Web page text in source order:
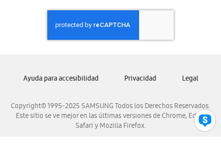
Samsung Honduras
Samsung Nicaragua
Samsung Panamá
Samsung Venezuela
Copyright© 1995-2025 SAMSUNG Todos los Derechos Reservados.
Este sitio se ve mejor en las últimas versiones de Chrome, Edge,
Safari y Mozilla Firefox.
Ayuda para accesibilidad Privacidad Legal